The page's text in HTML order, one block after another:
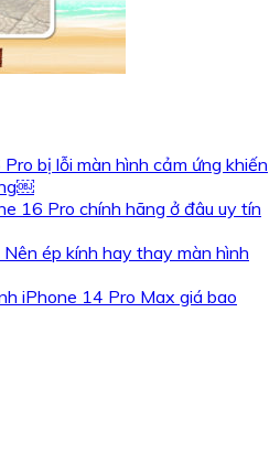
bị lỗi màn hình cảm ứng khiến
16 Pro chính hãng ở đâu uy tín
Nên ép kính hay thay màn hình
iPhone 14 Pro Max giá bao